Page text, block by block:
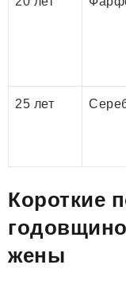
25 лет
Короткие
жены